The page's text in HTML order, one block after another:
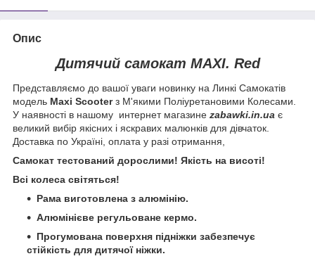
Опис
Дитячий самокат MAXI. Red
Представляємо до вашої уваги новинку на Линкі Самокатів
модель Maxi Scooterз М'якими Поліуретановими Колесами.
У наявності в нашому интернет магазине zabawki.in.ua є
великий вибір якісних і яскравих малюнків для дівчаток.
Доставка по Україні, оплата у разі отримання,
Самокат тестований дорослими! Якість на висоті!
Всі колеса світяться!
Рама виготовлена з алюмінію.
Алюмінієве регульоване кермо.
Прогумована поверхня підніжки забезпечує
стійкість для дитячої ніжки.